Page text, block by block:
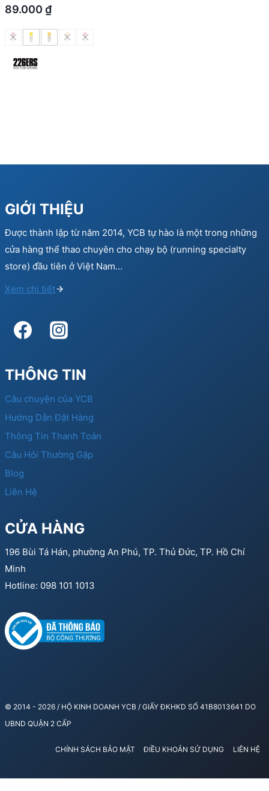
89.000 ₫
GIỚI THIỆU
Được thành lập từ năm 2014, YCB tự hào là một trong những
cửa hàng thể thao chuyên cho chạy bộ (running specialty
store) đầu tiên ở Việt Nam…
Xem chi tiết
THÔNG TIN
Câu chuyện của YCB
Hướng Dẫn Đặt Hàng
Thông Tin Thanh Toán
Câu Hỏi Thường Gặp
Blog
Liên Hệ
CỬA HÀNG
196 Bùi Tá Hán, phường An Phú, TP. Thủ Đức, TP. Hồ Chí
Minh
Hotline: 098 101 1013
© 2014 - 2026 / HỘ KINH DOANH YCB / GIẤY ĐKHKD SỐ 41B8013641 DO
UBND QUẬN 2 CẤP
CHÍNH SÁCH BẢO MẬT ĐIỀU KHOẢN SỬ DỤNG LIÊN HỆ